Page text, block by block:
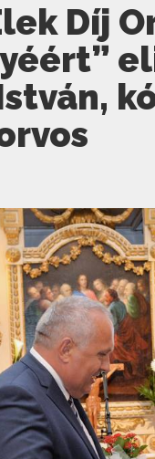
Díj